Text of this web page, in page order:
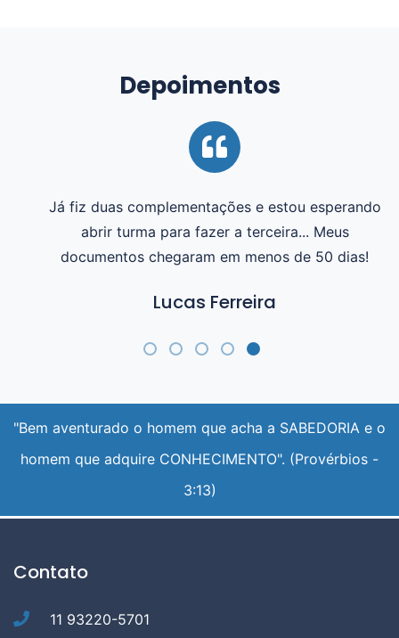
Depoimentos
Já fiz duas complementações e estou esperando
abrir turma para fazer a terceira... Meus
documentos chegaram em menos de 50 dias!
Lucas Ferreira
"Bem aventurado o homem que acha a SABEDORIA e o
homem que adquire CONHECIMENTO". (Provérbios -
3:13)
R2 Formação Pedagógica
Contato
11 93220-5701